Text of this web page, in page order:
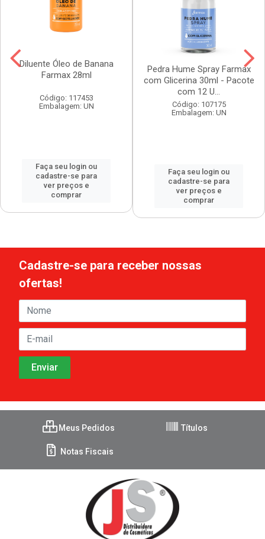
Diluente Óleo de Banana
Farmax 28ml
Código: 117453
Embalagem: UN
Faça seu login ou
cadastre-se para
ver preços e
comprar
Pedra Hume Spray Farmax
com Glicerina 30ml - Pacote
com 12 U...
Código: 107175
Embalagem: UN
Faça seu login ou
cadastre-se para
ver preços e
comprar
Cadastre-se para receber nossas
ofertas!
Meus Pedidos Títulos
Notas Fiscais